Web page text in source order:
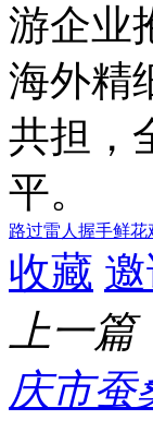
游企业
海外精
共担，
平。
路过雷人 握手鲜花
收藏
上一篇
庆市蚕